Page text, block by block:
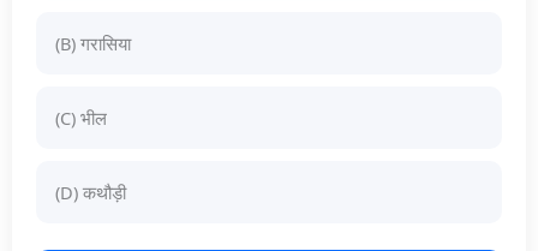
(B) गरासिया
(C) भील
(D) कथौड़ी